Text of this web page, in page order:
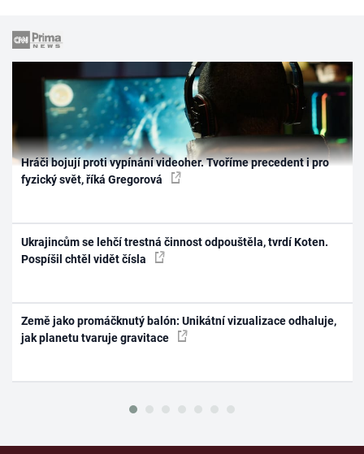
Hráči bojují proti vypínání videoher. Tvoříme precedent i pro
fyzický svět, říká Gregorová
Ukrajincům se lehčí trestná činnost odpouštěla, tvrdí Koten.
Pospíšil chtěl vidět čísla
Země jako promáčknutý balón: Unikátní vizualizace odhaluje,
jak planetu tvaruje gravitace